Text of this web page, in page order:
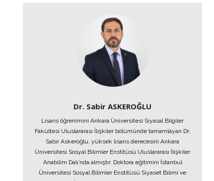
Dr. Sabir ASKEROĞLU
Lisans öğrenimini Ankara Üniversitesi Siyasal Bilgiler
Fakültesi Uluslararası İlişkiler bölümünde tamamlayan Dr.
Sabir Askeroğlu, yüksek lisans derecesini Ankara
Üniversitesi Sosyal Bilimler Enstitüsü Uluslararası İlişkiler
Anabilim Dalı’nda almıştır. Doktora eğitimini İstanbul
Üniversitesi Sosyal Bilimler Enstitüsü Siyaset Bilimi ve